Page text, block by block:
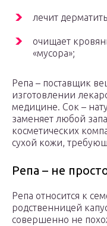
лечит
очищает
«мусора»;
Репа – поставщик
изготовлении
медицине. Сок –
заменяет любой
косметических
сухой кожи,
Репа – не
Репа относится к
родственницей
совершенно не